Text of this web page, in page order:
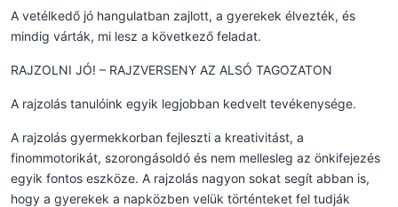
A vetélkedő jó hangulatban zajlott, a gyerekek élvezték, és
mindig várták, mi lesz a következő feladat.
RAJZOLNI JÓ! – RAJZVERSENY AZ ALSÓ TAGOZATON
A rajzolás tanulóink egyik legjobban kedvelt tevékenysége.
A rajzolás gyermekkorban fejleszti a kreativitást, a
finommotorikát, szorongásoldó és nem mellesleg az önkifejezés
egyik fontos eszköze. A rajzolás nagyon sokat segít abban is,
hogy a gyerekek a napközben velük történteket fel tudják